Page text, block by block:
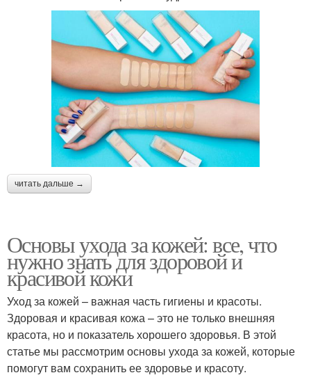
читать дальше →
Основы ухода за кожей: все, что
нужно знать для здоровой и
красивой кожи
Уход за кожей – важная часть гигиены и красоты.
Здоровая и красивая кожа – это не только внешняя
красота, но и показатель хорошего здоровья. В этой
статье мы рассмотрим основы ухода за кожей, которые
помогут вам сохранить ее здоровье и красоту.